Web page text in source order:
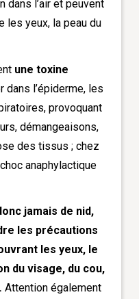
dans l’air et peuvent
les yeux, la peau du
une toxine
dans l’épiderme, les
provoquant
démangeaisons,
des tissus ; chez
anaphylactique
jamais de nid,
les précautions
les yeux, le
du visage, du cou,
Attention également